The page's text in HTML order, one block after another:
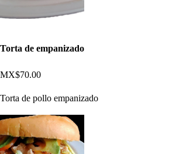
Torta de empanizado
MX$70.00
Torta de pollo empanizado